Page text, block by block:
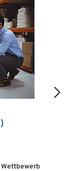
Wettbewerb